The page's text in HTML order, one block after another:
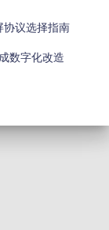
议选择指南
数字化改造